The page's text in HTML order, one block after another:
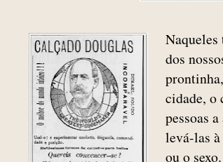
Naqueles
dos
cidade, o
pessoas
levá-las
ou o